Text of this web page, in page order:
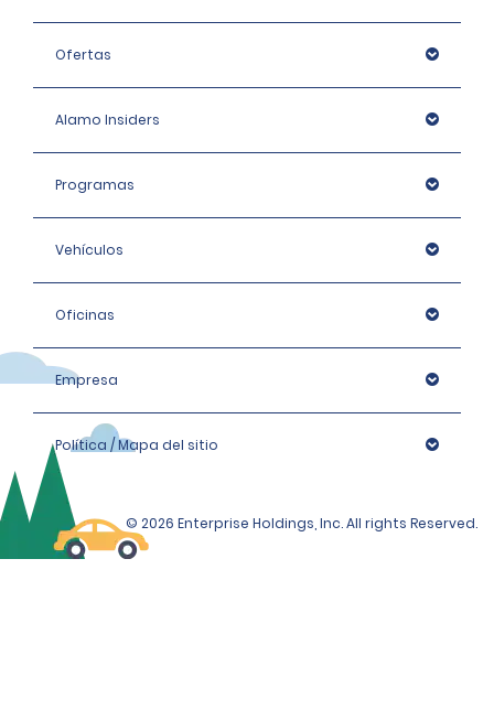
Ofertas
Alamo Insiders
Programas
Vehículos
Oficinas
Empresa
Política / Mapa del sitio
© 2026 Enterprise Holdings, Inc. All rights Reserved.